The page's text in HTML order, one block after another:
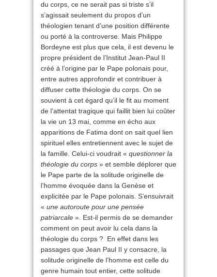
du corps, ce ne serait pas si triste s’il
s’agissait seulement du propos d’un
théologien tenant d’une position différente
ou porté à la controverse. Mais Philippe
Bordeyne est plus que cela, il est devenu le
propre président de l’Institut Jean-Paul II
créé à l’origine par le Pape polonais pour,
entre autres approfondir et contribuer à
diffuser cette théologie du corps. On se
souvient à cet égard qu’il le fit au moment
de l’attentat tragique qui faillit bien lui coûter
la vie un 13 mai, comme en écho aux
apparitions de Fatima dont on sait quel lien
spirituel elles entretiennent avec le sujet de
la famille. Celui-ci voudrait « questionner la
théologie du corps » et semble déplorer que
le Pape parte de la solitude originelle de
l’homme évoquée dans la Genèse et
explicitée par le Pape polonais. S’ensuivrait
« une autoroute pour une pensée
patriarcale ». Est-il permis de se demander
comment on peut avoir lu cela dans la
théologie du corps ? En effet dans les
passages que Jean Paul II y consacre, la
solitude originelle de l’homme est celle du
genre humain tout entier, cette solitude